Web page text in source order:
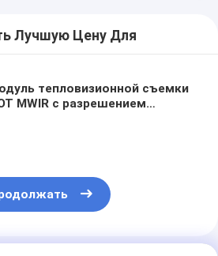
Лучшую Цену Для
тепловизионной съемки
MWIR с разрешением